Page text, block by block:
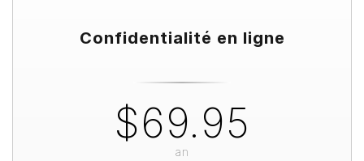
Confidentialité en ligne
$69.95
an